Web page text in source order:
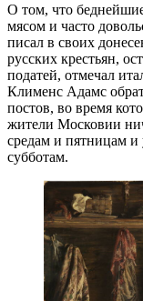
О том, что
мясом и часто
писал в своих
русских крестьян,
податей, отмечал
Клименс Адамс
постов, во время
жители Московии
средам и пятницам
субботам.